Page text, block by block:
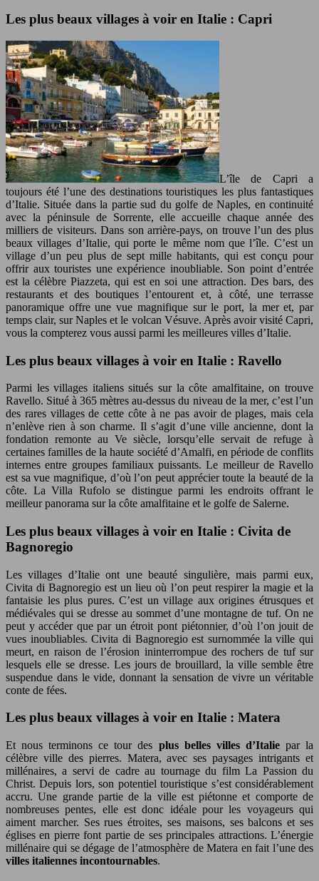
Les plus beaux villages à voir en Italie : Capri
L’île de Capri a
toujours été l’une des destinations touristiques les plus fantastiques
d’Italie. Située dans la partie sud du golfe de Naples, en continuité
avec la péninsule de Sorrente, elle accueille chaque année des
milliers de visiteurs. Dans son arrière-pays, on trouve l’un des plus
beaux villages d’Italie, qui porte le même nom que l’île. C’est un
village d’un peu plus de sept mille habitants, qui est conçu pour
offrir aux touristes une expérience inoubliable. Son point d’entrée
est la célèbre Piazzeta, qui est en soi une attraction. Des bars, des
restaurants et des boutiques l’entourent et, à côté, une terrasse
panoramique offre une vue magnifique sur le port, la mer et, par
temps clair, sur Naples et le volcan Vésuve. Après avoir visité Capri,
vous la compterez vous aussi parmi les meilleures villes d’Italie.
Les plus beaux villages à voir en Italie : Ravello
Parmi les villages italiens situés sur la côte amalfitaine, on trouve
Ravello. Situé à 365 mètres au-dessus du niveau de la mer, c’est l’un
des rares villages de cette côte à ne pas avoir de plages, mais cela
n’enlève rien à son charme. Il s’agit d’une ville ancienne, dont la
fondation remonte au Ve siècle, lorsqu’elle servait de refuge à
certaines familles de la haute société d’Amalfi, en période de conflits
internes entre groupes familiaux puissants. Le meilleur de Ravello
est sa vue magnifique, d’où l’on peut apprécier toute la beauté de la
côte. La Villa Rufolo se distingue parmi les endroits offrant le
meilleur panorama sur la côte amalfitaine et le golfe de Salerne.
Les plus beaux villages à voir en Italie : Civita de
Bagnoregio
Les villages d’Italie ont une beauté singulière, mais parmi eux,
Civita di Bagnoregio est un lieu où l’on peut respirer la magie et la
fantaisie les plus pures. C’est un village aux origines étrusques et
médiévales qui se dresse au sommet d’une montagne de tuf. On ne
peut y accéder que par un étroit pont piétonnier, d’où l’on jouit de
vues inoubliables. Civita di Bagnoregio est surnommée la ville qui
meurt, en raison de l’érosion ininterrompue des rochers de tuf sur
lesquels elle se dresse. Les jours de brouillard, la ville semble être
suspendue dans le vide, donnant la sensation de vivre un véritable
conte de fées.
Les plus beaux villages à voir en Italie : Matera
Et nous terminons ce tour des plus belles villes d’Italiepar la
célèbre ville des pierres. Matera, avec ses paysages intrigants et
millénaires, a servi de cadre au tournage du film La Passion du
Christ. Depuis lors, son potentiel touristique s’est considérablement
accru. Une grande partie de la ville est piétonne et comporte de
nombreuses pentes, elle est donc idéale pour les voyageurs qui
aiment marcher. Ses rues étroites, ses maisons, ses balcons et ses
églises en pierre font partie de ses principales attractions. L’énergie
millénaire qui se dégage de l’atmosphère de Matera en fait l’une des
villes italiennes incontournables.